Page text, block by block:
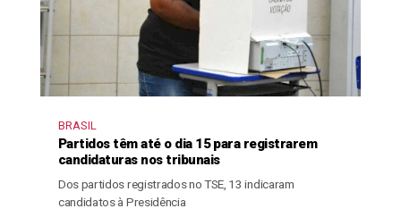
BRASIL
Partidos têm até o dia 15 para registrarem
candidaturas nos tribunais
Dos partidos registrados no TSE, 13 indicaram
candidatos à Presidência